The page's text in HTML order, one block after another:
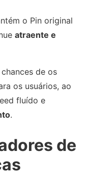
o Pin original
atraente e
de os
os usuários, ao
fluído e
.
de